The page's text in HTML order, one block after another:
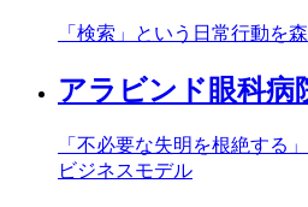
「検索」という日常行動を
アラビンド眼科病
「不必要な失明を根絶する
ビジネスモデル